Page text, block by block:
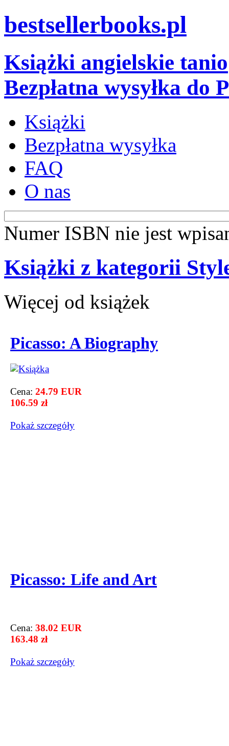
bestsellerbooks.pl
Książki angielskie tanio
Bezpłatna wysyłka do
Książki
Bezpłatna wysyłka
FAQ
O nas
Numer ISBN nie jest
Książki z kategorii
Więcej od książek
Picasso: A Biography
Cena: 24.79 EUR
106.59 zł
Pokaż szczegόły
Picasso: Life and Art
Cena: 38.02 EUR
163.48 zł
Pokaż szczegόły